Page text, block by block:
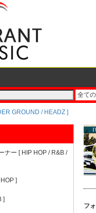
GROUND / HEADZ ]
ナー [ HIP HOP / R&B /
]
]
フ